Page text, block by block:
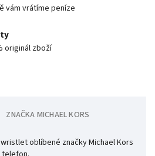
vám vrátíme peníze
originál zboží
ZNAČKA MICHAEL KORS
oblíbené značky Michael Kors